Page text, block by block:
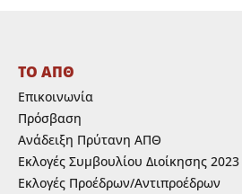
ΤΟ ΑΠΘ
Επικοινωνία
Πρόσβαση
Ανάδειξη Πρύτανη ΑΠΘ
Εκλογές Συμβουλίου Διοίκησης 2023
Εκλογές Προέδρων/Αντιπροέδρων